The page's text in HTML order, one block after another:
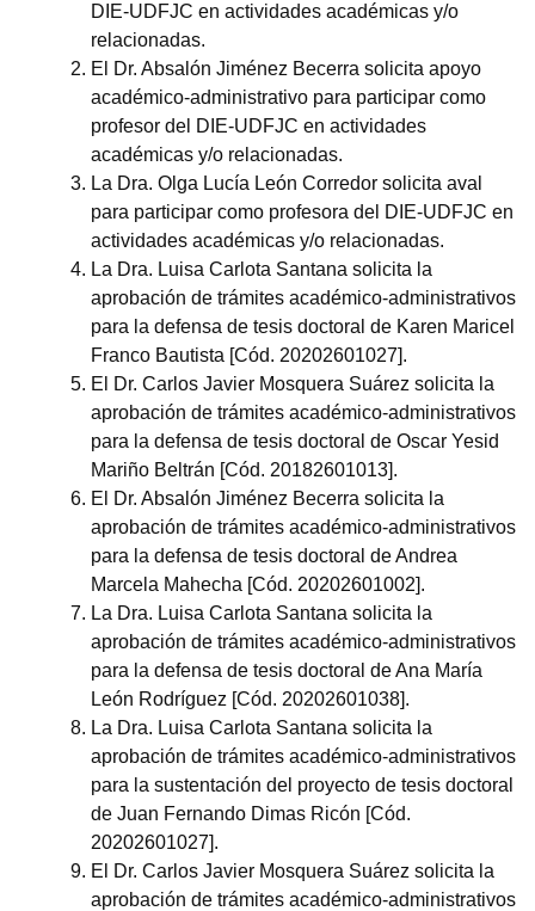
DIE-UDFJC en actividades académicas y/o
relacionadas.
El Dr. Absalón Jiménez Becerra solicita apoyo
académico-administrativo para participar como
profesor del DIE-UDFJC en actividades
académicas y/o relacionadas.
La Dra. Olga Lucía León Corredor solicita aval
para participar como profesora del DIE-UDFJC en
actividades académicas y/o relacionadas.
La Dra. Luisa Carlota Santana solicita la
aprobación de trámites académico-administrativos
para la defensa de tesis doctoral de Karen Maricel
Franco Bautista [Cód. 20202601027].
El Dr. Carlos Javier Mosquera Suárez solicita la
aprobación de trámites académico-administrativos
para la defensa de tesis doctoral de Oscar Yesid
Mariño Beltrán [Cód. 20182601013].
El Dr. Absalón Jiménez Becerra solicita la
aprobación de trámites académico-administrativos
para la defensa de tesis doctoral de Andrea
Marcela Mahecha [Cód. 20202601002].
La Dra. Luisa Carlota Santana solicita la
aprobación de trámites académico-administrativos
para la defensa de tesis doctoral de Ana María
León Rodríguez [Cód. 20202601038].
La Dra. Luisa Carlota Santana solicita la
aprobación de trámites académico-administrativos
para la sustentación del proyecto de tesis doctoral
de Juan Fernando Dimas Ricón [Cód.
20202601027].
El Dr. Carlos Javier Mosquera Suárez solicita la
aprobación de trámites académico-administrativos